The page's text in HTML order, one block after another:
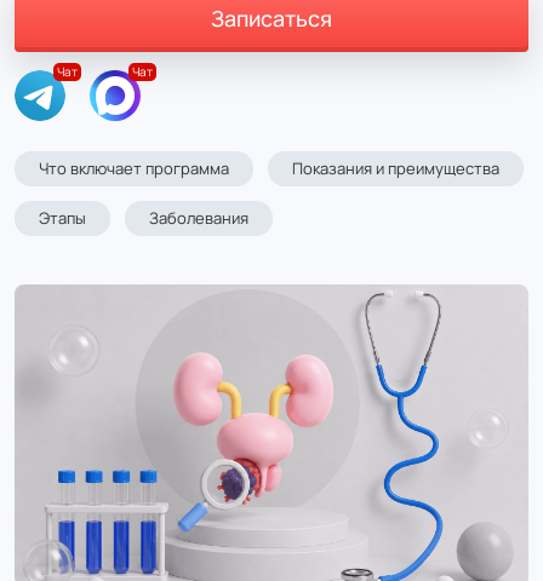
Записаться
Что включает программа Показания и преимущества
Этапы Заболевания